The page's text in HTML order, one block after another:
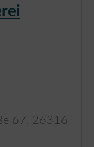
67 , 26316